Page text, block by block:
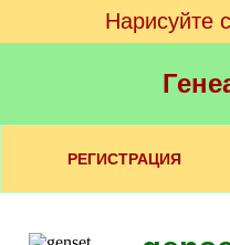
Нарисуйте
РЕГИСТРАЦИЯ